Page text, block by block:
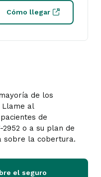
Cómo llegar
de los
Llame al
de
o a su plan de
sobre la cobertura.
el seguro